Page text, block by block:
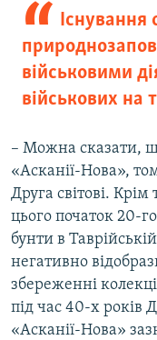
Існування
військовими
військових на
– Можна сказати,
«Асканії-Нова»,
Друга світові. Крім
цього початок 20-го
бунти в
негативно
збереженні
під час 40-х років
«Асканії-Нова»